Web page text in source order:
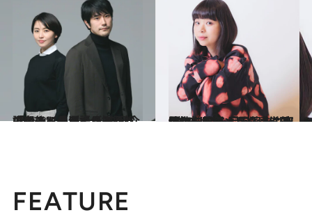
2023.3.24
「老後について母と話している」長澤まさみ、松山ケンイチが語る 映画『ロストケア』が描く“介護殺人”
カルチャー 2023.3.13
“猫のような目をした”風俗嬢を熱演 『零落』に出演した趣里「ちふゆは 空間の一部のような感覚的な女性」
カルチャー
FEATURE